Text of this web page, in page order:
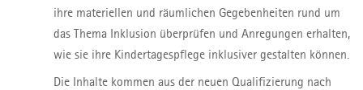
ihre materiellen und räumlichen Gegebenheiten rund um
das Thema Inklusion überprüfen und Anregungen erhalten,
wie sie ihre Kindertagespflege inklusiver gestalten können.
Die Inhalte kommen aus der neuen Qualifizierung nach